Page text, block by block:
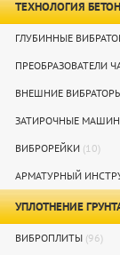
ТЕХНОЛОГИЯ
ГЛУБИННЫЕ
ПРЕОБРАЗОВАТЕЛИ
ВНЕШНИЕ
ЗАТИРОЧНЫЕ
ВИБРОРЕЙКИ (10)
АРМАТУРНЫЙ
УПЛОТНЕНИЕ
ВИБРОПЛИТЫ (96)